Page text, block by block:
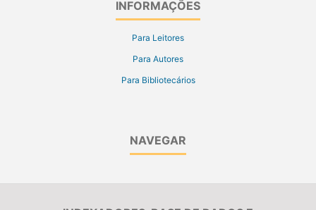
INFORMAÇÕES
Para Leitores
Para Autores
Para Bibliotecários
NAVEGAR